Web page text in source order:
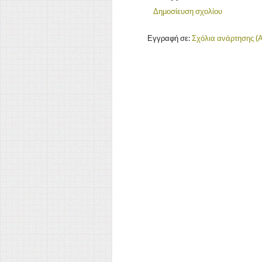
Δημοσίευση σχολίου
Εγγραφή σε:Σχόλια ανάρτησης